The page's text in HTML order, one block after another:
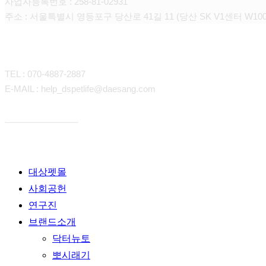
주소 : 서울특별시 영등포구 당산로 41길 11 (당산 SK V1센터
TEL : 070-4887-2887
E-MAIL : help_dspetlife@daesang.com
Close
Menu
대상펫몰
사회공헌
연구진
브랜드소개
닥터뉴토
뽀시래기